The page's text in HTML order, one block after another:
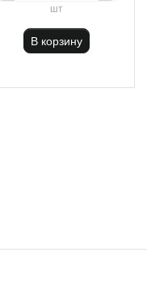
шт
В корзину